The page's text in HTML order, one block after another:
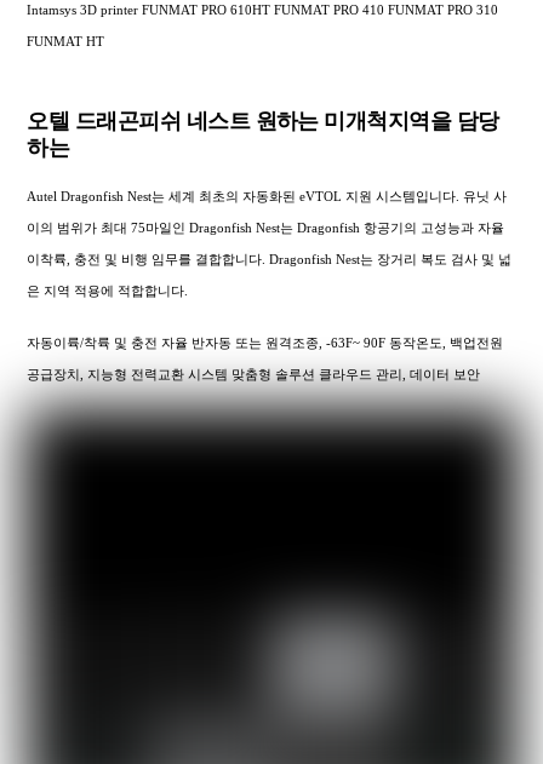
Intamsys 3D printer FUNMAT PRO 610HT FUNMAT PRO 410 FUNMAT PRO 310
FUNMAT HT
오텔 드래곤피쉬 네스트 원하는 미개척지역을 담당
하는
Autel Dragonfish Nest는 세계 최초의 자동화된 eVTOL 지원 시스템입니다. 유닛 사
이의 범위가 최대 75마일인 Dragonfish Nest는 Dragonfish 항공기의 고성능과 자율
이착륙, 충전 및 비행 임무를 결합합니다. Dragonfish Nest는 장거리 복도 검사 및 넓
은 지역 적용에 적합합니다.
자동이륙/착륙 및 충전 자율 반자동 또는 원격조종, -63F~ 90F 동작온도, 백업전원
공급장치, 지능형 전력교환 시스템 맞춤형 솔루션 클라우드 관리, 데이터 보안